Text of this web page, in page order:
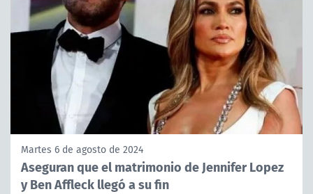
Martes 6 de agosto de 2024
Aseguran que el matrimonio de Jennifer Lopez
y Ben Affleck llegó a su fin